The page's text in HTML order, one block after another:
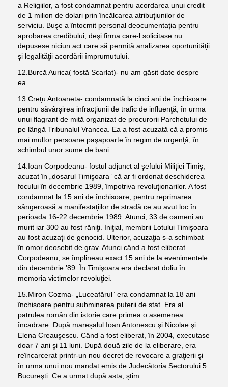
a Religiilor, a fost condamnat pentru acordarea unui credit
de 1 milion de dolari prin încălcarea atribuţiunilor de
serviciu. Buşe a întocmit personal deocumentaţia pentru
aprobarea credibului, deşi firma care-l solicitase nu
depusese niciun act care să permită analizarea oportunităţii
şi legalităţii acordării împrumutului.
12.Burcă Aurica( fostă Scarlat)- nu am găsit date despre
ea.
13.Creţu Antoaneta- condamnată la cinci ani de închisoare
pentru săvârşirea infracţiunii de trafic de influenţă, în urma
unui flagrant de mită organizat de procurorii Parchetului de
pe lângă Tribunalul Vrancea. Ea a fost acuzată că a promis
mai multor persoane paşapoarte în regim de urgenţă, în
schimbul unor sume de bani.
14.Ioan Corpodeanu- fostul adjunct al şefului Miliţiei Timiş,
acuzat în „dosarul Timişoara” că ar fi ordonat deschiderea
focului în decembrie 1989, împotriva revoluţionarilor. A fost
condamnat la 15 ani de închisoare, pentru reprimarea
sângeroasă a manifestaţiilor de stradă ce au avut loc în
perioada 16-22 decembrie 1989. Atunci, 33 de oameni au
murit iar 300 au fost răniţi. Iniţial, membrii Lotului Timişoara
au fost acuzaţi de genocid. Ulterior, acuzaţia s-a schimbat
în omor deosebit de grav. Atunci când a fost eliberat
Corpodeanu, se împlineau exact 15 ani de la evenimentele
din decembrie ’89. În Timişoara era declarat doliu în
memoria victimelor revoluţiei.
15.Miron Cozma- „Luceafărul” era condamnat la 18 ani
închisoare pentru subminarea puterii de stat. Era al
patrulea român din istorie care primea o asemenea
încadrare. După mareşalul Ioan Antonescu şi Nicolae şi
Elena Creauşescu. Când a fost eliberat, în 2004, executase
doar 7 ani şi 11 luni. După două zile de la eliberare, era
reîncarcerat printr-un nou decret de revocare a graţierii şi
în urma unui nou mandat emis de Judecătoria Sectorului 5
Bucureşti. Ce a urmat după asta, ştim…